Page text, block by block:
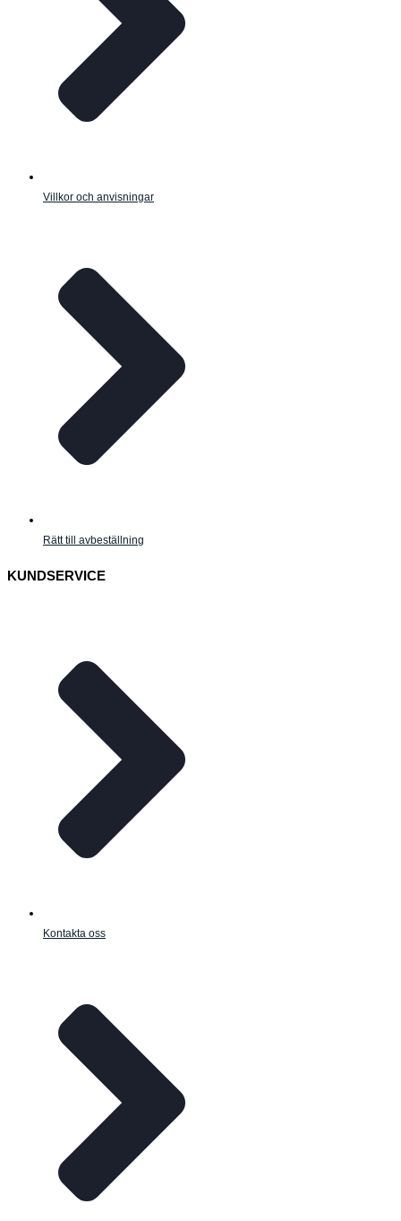
Villkor och anvisningar
Rätt till avbeställning
KUNDSERVICE
Kontakta oss